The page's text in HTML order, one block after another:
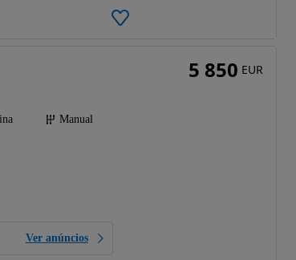
Manual
Ver anúncios
5 850 EUR